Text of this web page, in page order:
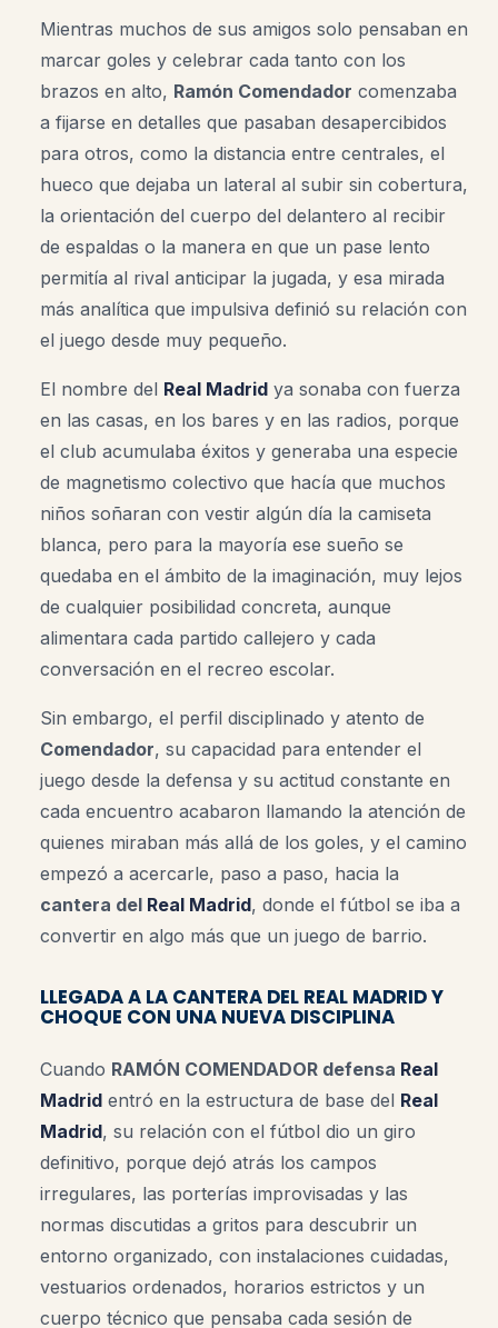
Mientras muchos de sus amigos solo pensaban en
marcar goles y celebrar cada tanto con los
brazos en alto, Ramón Comendador comenzaba
a fijarse en detalles que pasaban desapercibidos
para otros, como la distancia entre centrales, el
hueco que dejaba un lateral al subir sin cobertura,
la orientación del cuerpo del delantero al recibir
de espaldas o la manera en que un pase lento
permitía al rival anticipar la jugada, y esa mirada
más analítica que impulsiva definió su relación con
el juego desde muy pequeño.
El nombre del Real Madrid ya sonaba con fuerza
en las casas, en los bares y en las radios, porque
el club acumulaba éxitos y generaba una especie
de magnetismo colectivo que hacía que muchos
niños soñaran con vestir algún día la camiseta
blanca, pero para la mayoría ese sueño se
quedaba en el ámbito de la imaginación, muy lejos
de cualquier posibilidad concreta, aunque
alimentara cada partido callejero y cada
conversación en el recreo escolar.
Sin embargo, el perfil disciplinado y atento de
Comendador, su capacidad para entender el
juego desde la defensa y su actitud constante en
cada encuentro acabaron llamando la atención de
quienes miraban más allá de los goles, y el camino
empezó a acercarle, paso a paso, hacia la
cantera del Real Madrid, donde el fútbol se iba a
convertir en algo más que un juego de barrio.
LLEGADA A LA CANTERA DEL REAL MADRID Y
CHOQUE CON UNA NUEVA DISCIPLINA
Cuando RAMÓN COMENDADOR defensa Real
Madrid entró en la estructura de base del Real
Madrid, su relación con el fútbol dio un giro
definitivo, porque dejó atrás los campos
irregulares, las porterías improvisadas y las
normas discutidas a gritos para descubrir un
entorno organizado, con instalaciones cuidadas,
vestuarios ordenados, horarios estrictos y un
cuerpo técnico que pensaba cada sesión de